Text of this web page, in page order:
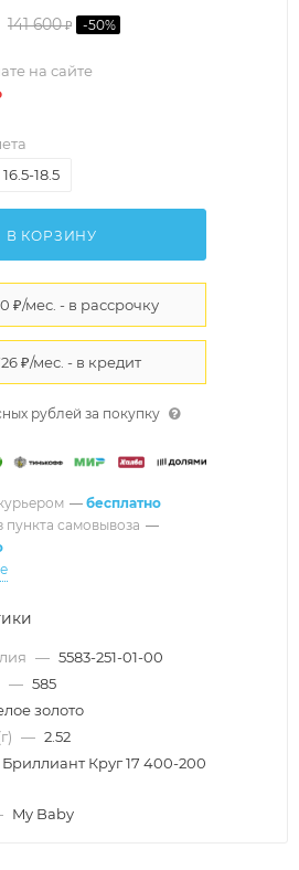
141 600₽ -50%
на сайте
16.5-18.5
В КОРЗИНУ
рублей за покупку
— бесплатно
пункта самовывоза —
— 5583-251-01-00
— 585
золото
— 2.52
Бриллиант Круг 17 400-200
My Baby